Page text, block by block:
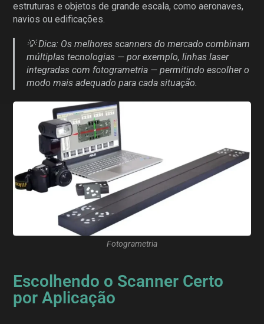
estruturas e objetos de grande escala, como aeronaves,
navios ou edificações.
💡 Dica: Os melhores scanners do mercado combinam
múltiplas tecnologias — por exemplo, linhas laser
integradas com fotogrametria — permitindo escolher o
modo mais adequado para cada situação.
Fotogrametria
Escolhendo o Scanner Certo
por Aplicação